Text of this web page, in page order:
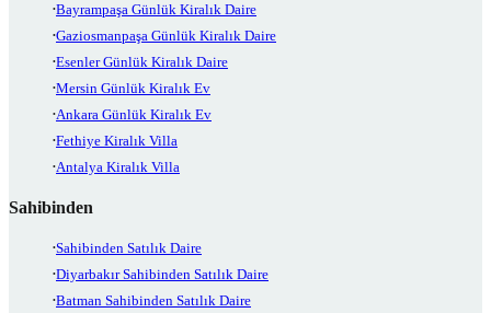
Bayrampaşa Günlük Kiralık Daire
Gaziosmanpaşa Günlük Kiralık Daire
Esenler Günlük Kiralık Daire
Mersin Günlük Kiralık Ev
Ankara Günlük Kiralık Ev
Fethiye Kiralık Villa
Antalya Kiralık Villa
Sahibinden
Sahibinden Satılık Daire
Diyarbakır Sahibinden Satılık Daire
Batman Sahibinden Satılık Daire